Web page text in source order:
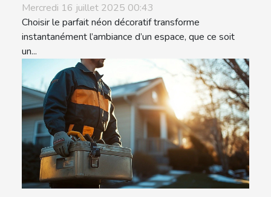
Mercredi 16 juillet 2025 00:43
Choisir le parfait néon décoratif transforme
instantanément l’ambiance d’un espace, que ce soit
un...